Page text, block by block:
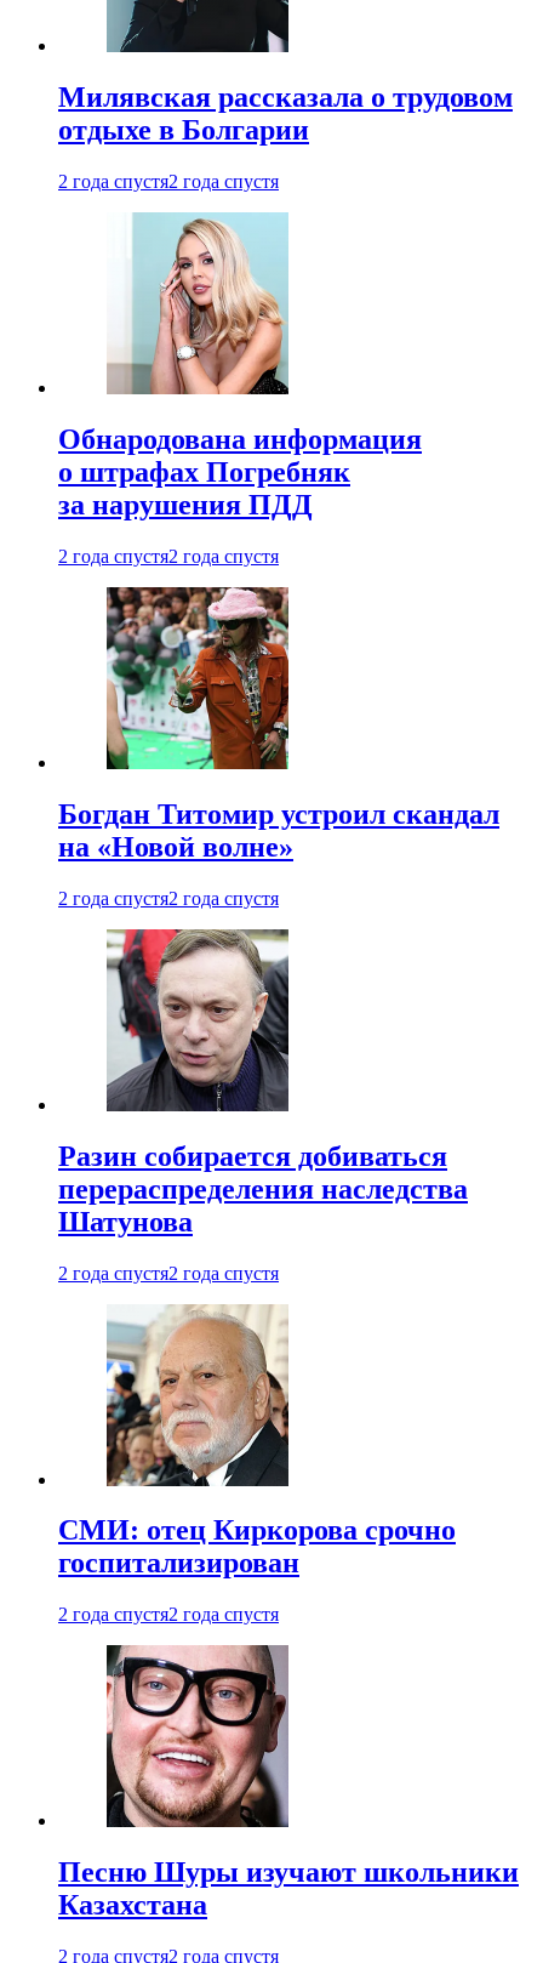
Милявская рассказала о трудовом
отдыхе в Болгарии
2 года спустя2 года спустя
Обнародована информация
о штрафах Погребняк
за нарушения ПДД
2 года спустя2 года спустя
Богдан Титомир устроил скандал
на «Новой волне»
2 года спустя2 года спустя
Разин собирается добиваться
перераспределения наследства
Шатунова
2 года спустя2 года спустя
СМИ: отец Киркорова срочно
госпитализирован
2 года спустя2 года спустя
Песню Шуры изучают школьники
Казахстана
2 года спустя2 года спустя